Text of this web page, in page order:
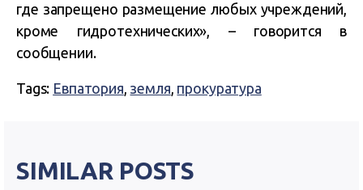
где запрещено размещение любых учреждений,
кроме гидротехнических», – говорится в
сообщении.
Tags: Евпатория, земля, прокуратура
SIMILAR POSTS